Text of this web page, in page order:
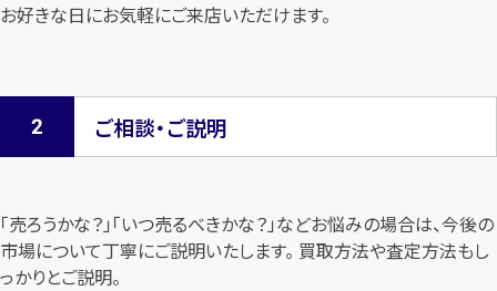
お好きな日にお気軽にご来店いただけます。
ご相談・ご説明
「売ろうかな？」「いつ売るべきかな？」などお悩みの場合は、今後の
市場について丁寧にご説明いたします。 買取方法や査定方法もし
っかりとご説明。